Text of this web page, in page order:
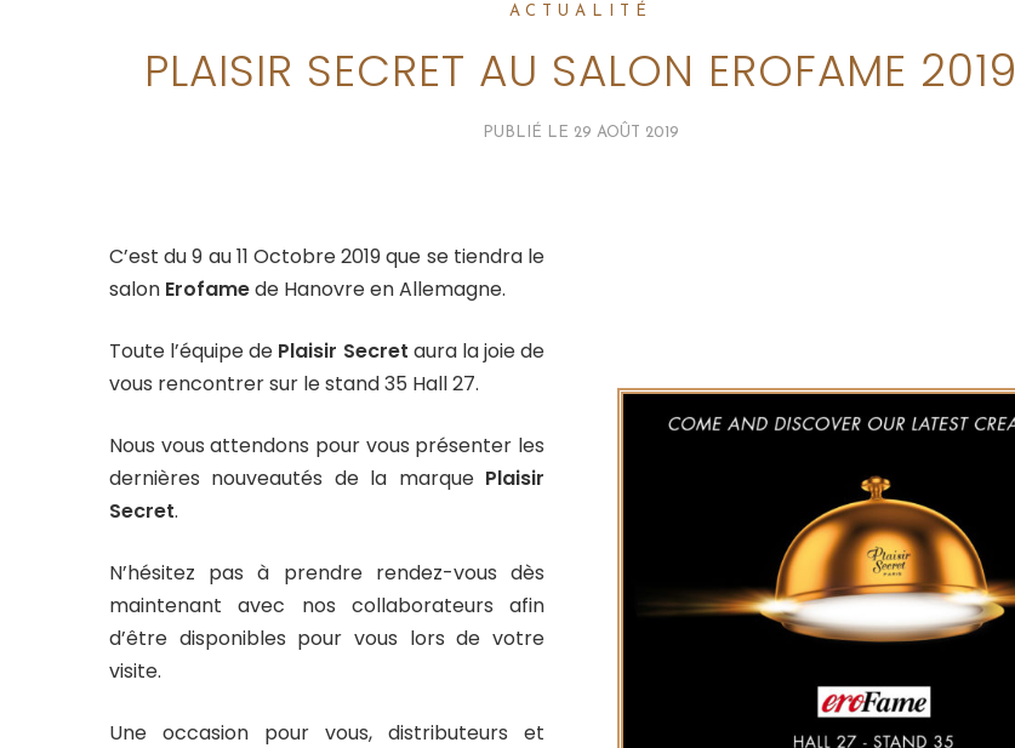
ACTUALITÉ
PLAISIR SECRET AU SALON EROFAME 2019
PUBLIÉ LE 29 AOÛT 2019
C’est du 9 au 11 Octobre 2019 que se tiendra le
salon Erofamede Hanovre en Allemagne.
Toute l’équipe de Plaisir Secret aura la joie de
vous rencontrer sur le stand 35 Hall 27.
Nous vous attendons pour vous présenter les
dernières nouveautés de la marque Plaisir
Secret.
N’hésitez pas à prendre rendez-vous dès
maintenant avec nos collaborateurs afin
d’être disponibles pour vous lors de votre
visite.
Une occasion pour vous, distributeurs et